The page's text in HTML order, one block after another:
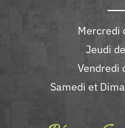
Mercredi
Jeudi
Vendredi
Samedi et